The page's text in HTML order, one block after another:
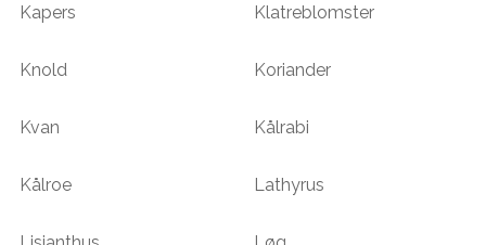
Kapers Klatreblomster
Knold Koriander
Kvan Kålrabi
Kålroe Lathyrus